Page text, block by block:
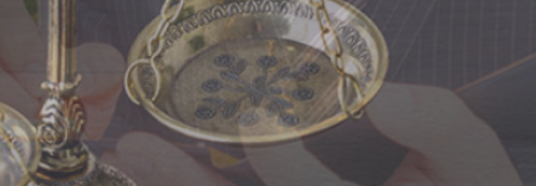
など、
突然の事態に不安を感じていませんか？
刑事事件の解決実績が豊富な弁護士が、
あなたの不安に寄り添い、迅速にサポートしま
す。